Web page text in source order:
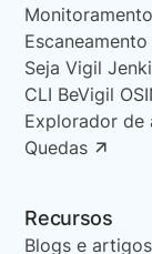
Seja Vigil
CLI BeVigil
Explorador de
Quedas
Recursos
Blogs e artigos